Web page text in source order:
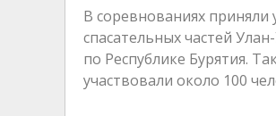
В соревнованиях
спасательных частей
по Республике Бурятия.
участвовали около 100